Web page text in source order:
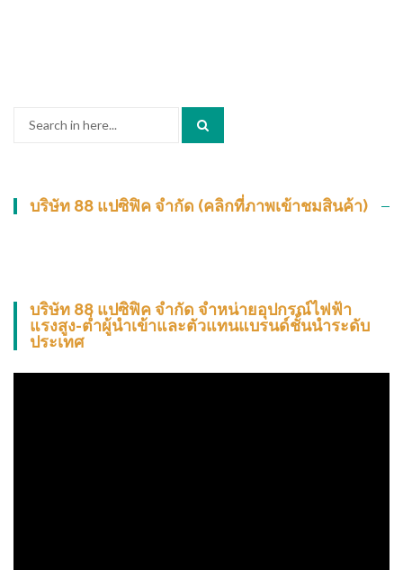
บริษัท 88 แปซิฟิค จำกัด (คลิกที่ภาพเข้าชมสินค้า)
บริษัท 88 แปซิฟิค จำกัด จำหน่ายอุปกรณ์ไฟฟ้า
แรงสูง-ต่ำผู้นำเข้าและตัวแทนแบรนด์ชั้นนำระดับ
ประเทศ